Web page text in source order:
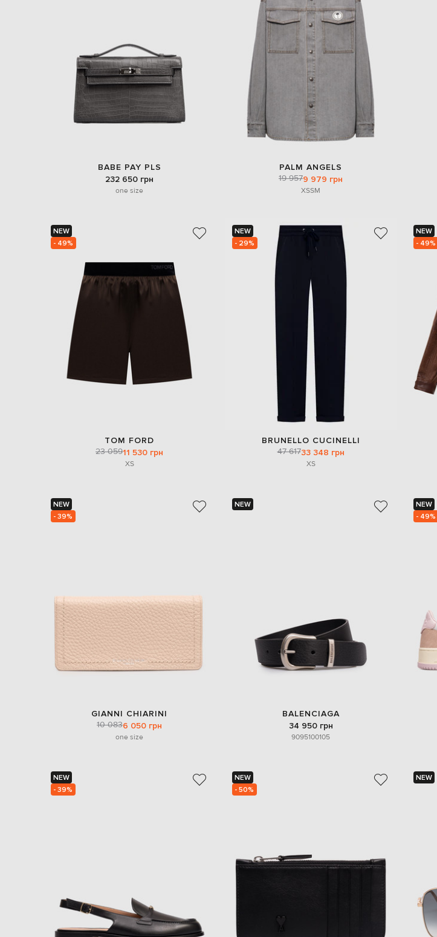
BABE PAY PLS
232 650 грн
one size
PALM ANGELS
19 9579 979 грн
XSSM
NEW
- 49%
TOM FORD
23 05911 530 грн
XS
NEW
- 29%
BRUNELLO CUCINELLI
47 61733 348 грн
XS
NEW
- 49%
NEW
- 39%
GIANNI CHIARINI
10 0836 050 грн
one size
NEW
BALENCIAGA
34 950 грн
9095100105
NEW
- 49%
NEW
- 39%
NEW
- 50%
NEW